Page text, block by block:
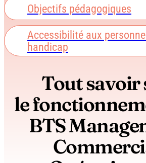
Objectifs pédagogiques
Accessibilité aux
handicap
Tout savoir
le
BTS